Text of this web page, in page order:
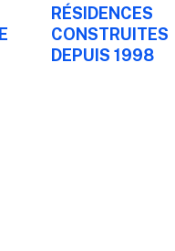
RÉSIDENCES
CONSTRUITES
DEPUIS 1998